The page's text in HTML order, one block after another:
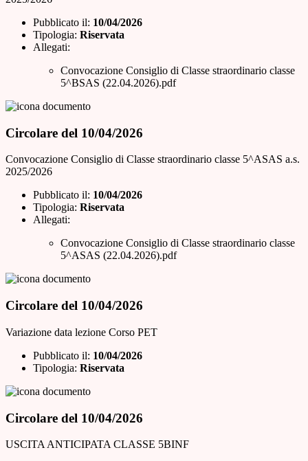
Pubblicato il: 10/04/2026
Tipologia: Riservata
Allegati:
Convocazione Consiglio di Classe straordinario classe
5^BSAS (22.04.2026).pdf
Circolare del 10/04/2026
Convocazione Consiglio di Classe straordinario classe 5^ASAS a.s.
2025/2026
Pubblicato il: 10/04/2026
Tipologia: Riservata
Allegati:
Convocazione Consiglio di Classe straordinario classe
5^ASAS (22.04.2026).pdf
Circolare del 10/04/2026
Variazione data lezione Corso PET
Pubblicato il: 10/04/2026
Tipologia: Riservata
Circolare del 10/04/2026
USCITA ANTICIPATA CLASSE 5BINF